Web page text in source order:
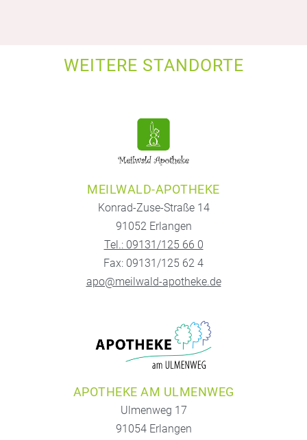
WEITERE STANDORTE
MEILWALD-APOTHEKE
Konrad-Zuse-Straße 14
91052 Erlangen
Tel.: 09131/125 66 0
Fax: 09131/125 62 4
apo@meilwald-apotheke.de
APOTHEKE AM ULMENWEG
Ulmenweg 17
91054 Erlangen